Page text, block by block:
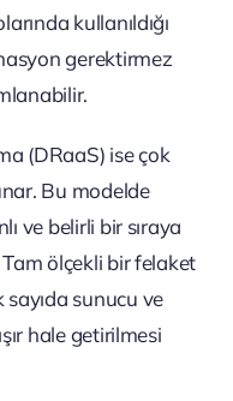
kullanıldığı
gerektirmez
(DRaaS) ise çok
Bu modelde
ve belirli bir sıraya
Tam ölçekli bir felaket
sunucu ve
hale getirilmesi